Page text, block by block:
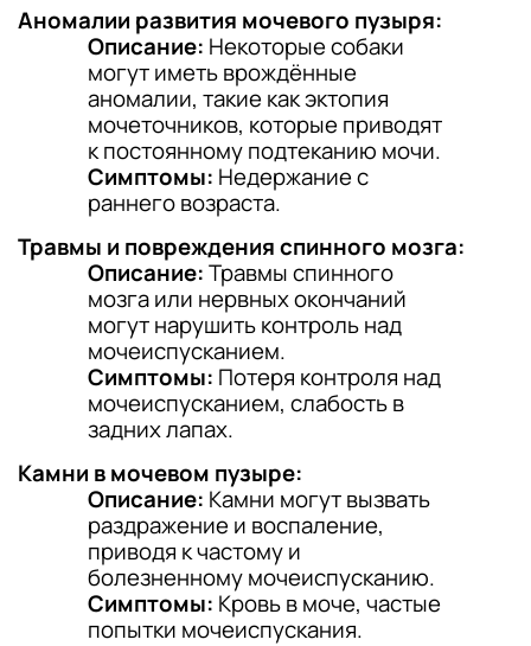
Аномалии развития мочевого пузыря:
Описание: Некоторые собаки
могут иметь врождённые
аномалии, такие как эктопия
мочеточников, которые приводят
к постоянному подтеканию мочи.
Симптомы: Недержание с
раннего возраста.
Травмы и повреждения спинного мозга:
Описание:Травмы спинного
мозга или нервных окончаний
могут нарушить контроль над
мочеиспусканием.
Симптомы: Потеря контроля над
мочеиспусканием, слабость в
задних лапах.
Камни в мочевом пузыре:
Описание: Камни могут вызвать
раздражение и воспаление,
приводя к частому и
болезненному мочеиспусканию.
Симптомы: Кровь в моче, частые
попытки мочеиспускания.